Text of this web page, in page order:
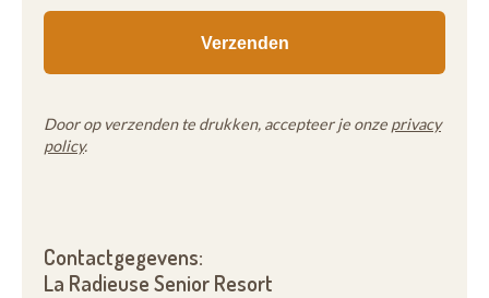
Door op verzenden te drukken, accepteer je onze privacy
policy.
Contactgegevens:
La Radieuse Senior Resort